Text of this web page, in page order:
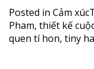
Posted in Cảm xúc
Pham, thiết kế
quen tí hon, tiny